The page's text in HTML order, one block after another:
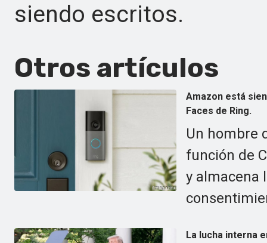
siendo escritos.
Otros artículos
Amazon está
Faces de Ring.
Un hombre
función de
y almacena
La lucha interna